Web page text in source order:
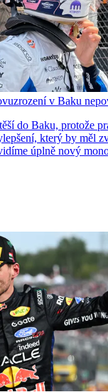
v Baku
do Baku, protože
který by měl
úplně nový